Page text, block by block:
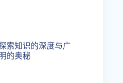
索知识的深度与广
的奥秘